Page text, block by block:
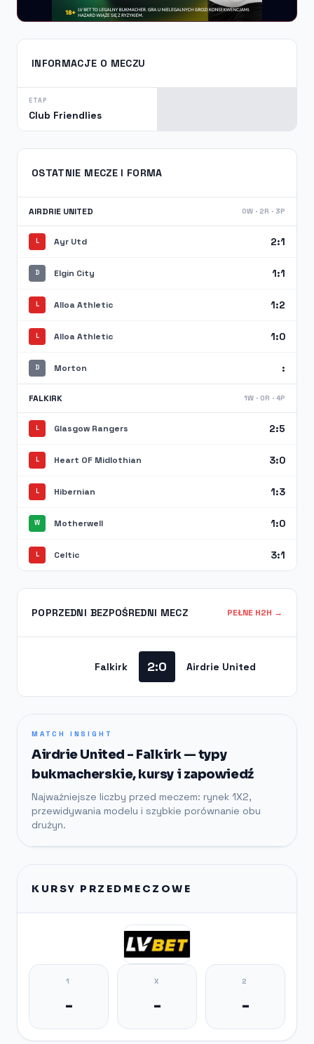
INFORMACJE O MECZU
ETAP
Club Friendlies
OSTATNIE MECZE I FORMA
AIRDRIE UNITED 0W · 2R · 3P
L Ayr Utd 2:1
D Elgin City 1:1
L Alloa Athletic 1:2
L Alloa Athletic 1:0
D Morton :
FALKIRK 1W · 0R · 4P
L Glasgow Rangers 2:5
L Heart OF Midlothian 3:0
L Hibernian 1:3
W Motherwell 1:0
L Celtic 3:1
POPRZEDNI BEZPOŚREDNI MECZ PEŁNE H2H →
Falkirk 2:0 Airdrie United
MATCH INSIGHT
Airdrie United - Falkirk — typy
bukmacherskie, kursy i zapowiedź
Najważniejsze liczby przed meczem: rynek 1X2,
przewidywania modelu i szybkie porównanie obu
drużyn.
KURSY PRZEDMECZOWE
1
-
X
-
2
-